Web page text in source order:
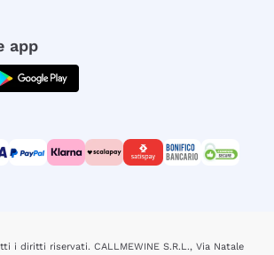
app
i diritti riservati. CALLMEWINE S.R.L., Via Natale